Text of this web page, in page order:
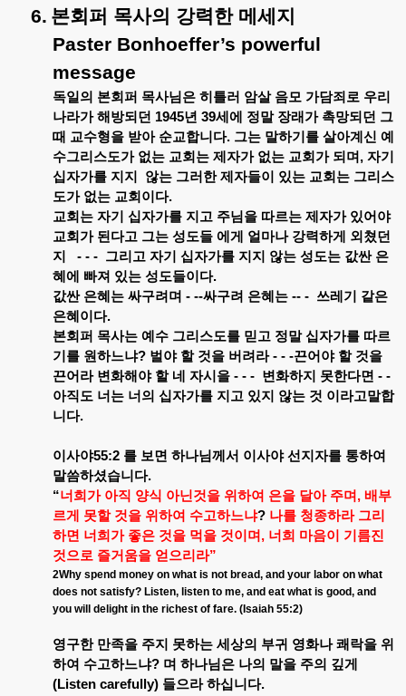
6. 본회퍼 목사의 강력한 메세지
Paster Bonhoeffer’s powerful
message
독일의 본회퍼 목사님은 히틀러 암살 음모 가담죄로 우리
나라가 해방되던 1945년 39세에 정말 장래가 촉망되던 그
때 교수형을 받아 순교합니다. 그는 말하기를 살아계신 예
수그리스도가 없는 교회는 제자가 없는 교회가 되며 , 자기
십자가를 지지 않는 그러한 제자들이 있는 교회는 그리스
도가 없는 교회이다.
교회는 자기 십자가를 지고 주님을 따르는 제자가 있어야
교회가 된다고 그는 성도들 에게 얼마나 강력하게
외쳤던
지
- - - 그리고 자기 십자가를 지지 않는 성도는 값싼 은
혜에
빠져 있는 성도들이다.
값싼 은혜는 싸구려며 - --싸구려 은혜는 -- - 쓰레기
같은
은혜이다.
본회퍼 목사는 예수 그리스도를 믿고 정말 십자가를 따르
기를 원하느냐? 벌야 할 것을 버려라- - -끈어야 할 것을
끈어라 변화해야 할 네 자시을 - - - 변화하지 못한다면 - -
아직도 너는 너의 십자가를 지고 있지 않는 것 이라고말합
니다.
이사야55:2 를 보면 하나님께서 이사야 선지자를 통하여
말씀하셨습니다.
“너희가 아직 양식 아닌것을 위하여 은을 달아 주며 , 배부
르게
못할 것을 위하여 수고하느냐? 나를 청종하라 그리
하면 너희가 좋은 것을 먹을 것이며 , 너희 마음이
기름진
것으로 즐거움을 얻으리라”
2Why spend money on what is not bread, and your labor on what
does not satisfy? Listen, listen to me, and eat what is good, and
you will delight in the richest of fare. (Isaiah 55:2)
영구한 만족을 주지 못하는 세상의 부귀 영화나 쾌락을 위
하여 수고하느냐? 며 하나님은 나의 말을 주의 깊게
(Listen carefully) 들으라 하십니다.